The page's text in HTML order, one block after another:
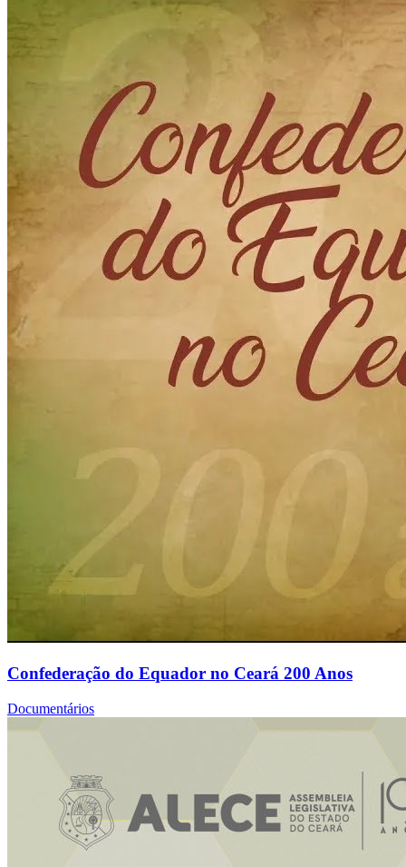
Confederação do Equador no Ceará 200 Anos
Documentários